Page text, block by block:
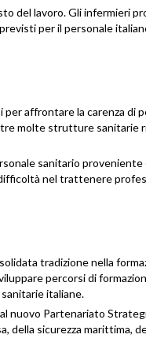
del lavoro. Gli infermieri
per il personale
affrontare la carenza di
molte strutture sanitarie
sanitario proveniente
nel trattenere
tradizione nella
percorsi di
italiane.
nuovo Partenariato
sicurezza marittima,